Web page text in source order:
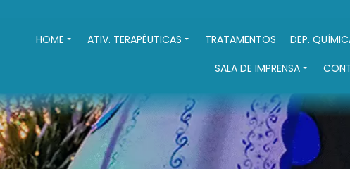
HOME ATIV. TERAPÊUTICAS TRATAMENTOS DEP.
SALA DE IMPRENSA